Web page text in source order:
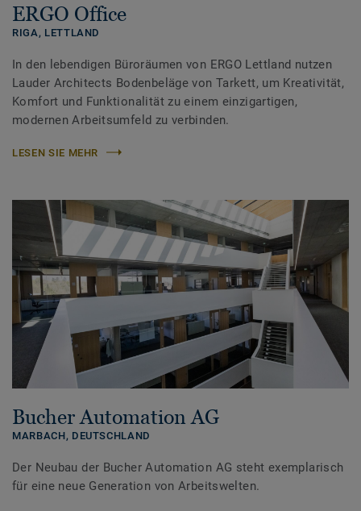
ERGO Office
RIGA, LETTLAND
In den lebendigen Büroräumen von ERGO Lettland nutzen
Lauder Architects Bodenbeläge von Tarkett, um Kreativität,
Komfort und Funktionalität zu einem einzigartigen,
modernen Arbeitsumfeld zu verbinden.
LESEN SIE MEHR
Bucher Automation AG
MARBACH, DEUTSCHLAND
Der Neubau der Bucher Automation AG steht exemplarisch
für eine neue Generation von Arbeitswelten.